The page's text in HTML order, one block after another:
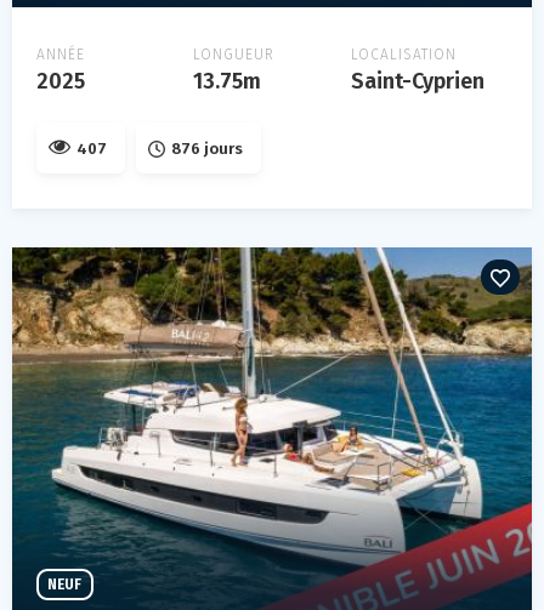
ANNÉE
2025
LONGUEUR
13.75m
LOCALISATION
Saint-Cyprien
407 876 jours
NEUF